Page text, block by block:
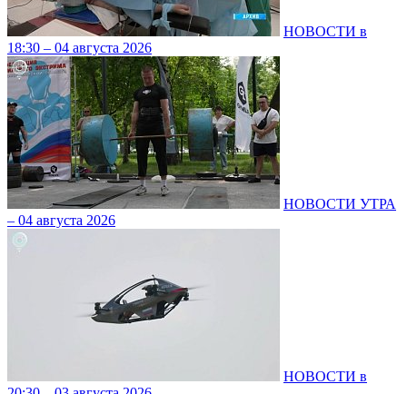
НОВОСТИ в
18:30 – 04 августа 2026
НОВОСТИ УТРА
– 04 августа 2026
НОВОСТИ в